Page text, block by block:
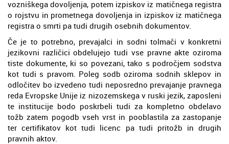
vozniškega dovoljenja, potem izpiskov iz matičnega registra
o rojstvu in prometnega dovoljenja in izpiskov iz matičnega
registra o smrti pa tudi drugih osebnih dokumentov.
Če je to potrebno, prevajalci in sodni tolmači v konkretni
jezikovni različici obdelujejo tudi vse pravne akte oziroma
tiste dokumente, ki so povezani, tako s področjem sodstva
kot tudi s pravom. Poleg sodb oziroma sodnih sklepov in
odločitev bo izvedeno tudi neposredno prevajanje pravnega
reda Evropske Unije iz nizozemskega v ruski jezik, zaposleni
te institucije bodo poskrbeli tudi za kompletno obdelavo
tožb zatem pogodb vseh vrst in pooblastila za zastopanje
ter certifikatov kot tudi licenc pa tudi pritožb in drugih
pravnih aktov.